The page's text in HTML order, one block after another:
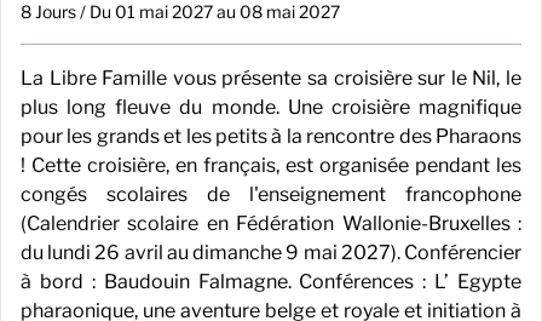
8 Jours / Du 01 mai 2027 au 08 mai 2027
La Libre Famille vous présente sa croisière sur le Nil, le
plus long fleuve du monde. Une croisière magnifique
pour les grands et les petits à la rencontre des Pharaons
! Cette croisière, en français, est organisée pendant les
congés scolaires de l'enseignement francophone
(Calendrier scolaire en Fédération Wallonie-Bruxelles :
du lundi 26 avril au dimanche 9 mai 2027). Conférencier
à bord : Baudouin Falmagne. Conférences : L’ Egypte
pharaonique, une aventure belge et royale et initiation à